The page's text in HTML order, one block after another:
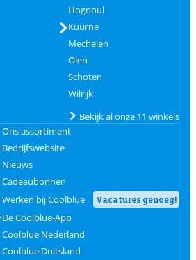
Hognoul
Kuurne
Mechelen
Olen
Schoten
Wilrijk
Bekijk al onze 11 winkels
Ons assortiment
Bedrijfswebsite
Nieuws
Cadeaubonnen
Werken bij Coolblue
Vacatures genoeg!
De Coolblue-App
Coolblue Nederland
Coolblue Duitsland